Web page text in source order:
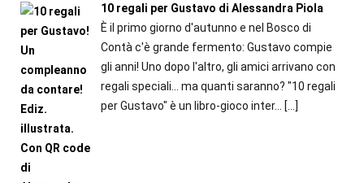
10 regali per Gustavo di Alessandra Piola
È il primo giorno d'autunno e nel Bosco di
Contà c'è grande fermento: Gustavo compie
gli anni! Uno dopo l'altro, gli amici arrivano con
regali speciali... ma quanti saranno? "10 regali
per Gustavo" è un libro-gioco inter...
[…]